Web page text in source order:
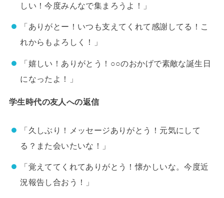
しい！今度みんなで集まろうよ！」
「ありがとー！いつも支えてくれて感謝してる！こ
れからもよろしく！」
「嬉しい！ありがとう！○○のおかげで素敵な誕生日
になったよ！」
学生時代の友人への返信
「久しぶり！メッセージありがとう！元気にして
る？また会いたいな！」
「覚えててくれてありがとう！懐かしいな。今度近
況報告し合おう！」